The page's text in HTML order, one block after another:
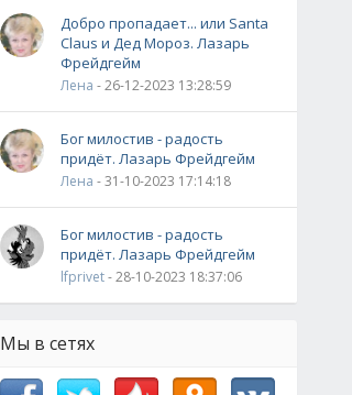
Добро пропадает... или Santa
Claus и Дед Мороз. Лазарь
Фрейдгейм
Лена - 26-12-2023 13:28:59
Бог милостив - радость
придёт. Лазарь Фрейдгейм
Лена - 31-10-2023 17:14:18
Бог милостив - радость
придёт. Лазарь Фрейдгейм
lfprivet- 28-10-2023 18:37:06
Мы в сетях